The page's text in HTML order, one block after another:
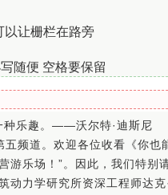
以让栅栏在路旁
随便 空格要保留
种乐趣。——沃尔特·迪斯尼
频道。欢迎各位收看《你
游乐场！”。因此，我们特
动力学研究所资深工程师达